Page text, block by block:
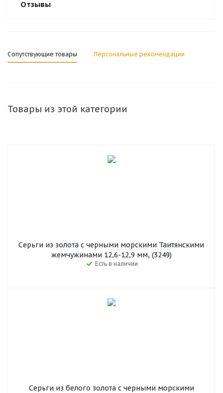
Отзывы
Сопутствующие товары Персональные рекомендации
Товары из этой категории
Серьги из золота с черными морскими Таитянскими
жемчужинами 12,6-12,9 мм, (3249)
Есть в наличии
Серьги из белого золота с черными морскими